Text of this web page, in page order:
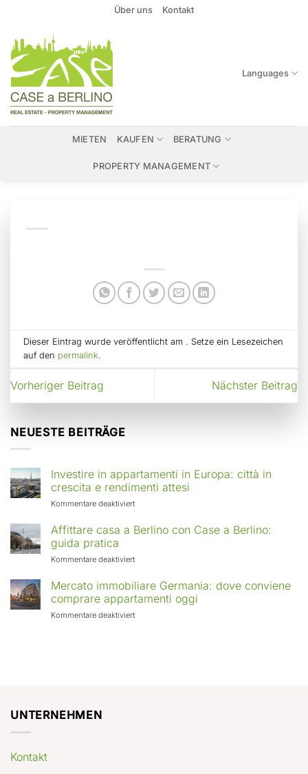
springen
Über uns Kontakt
Languages
MIETEN KAUFEN BERATUNG
PROPERTY MANAGEMENT
Dieser Eintrag wurde veröffentlicht am . Setze ein Lesezeichen
auf den permalink.
Vorheriger Beitrag Nächster Beitrag
NEUESTE BEITRÄGE
Investire in appartamenti in Europa: città in
crescita e rendimenti attesi
Kommentare deaktiviertfür
in
Europa:
in
crescita
rendimenti
Affittare casa a Berlino con Case a Berlino:
guida pratica
Kommentare deaktiviertfür
casa
a
Berlino
con
Mercato immobiliare Germania: dove conviene
comprare appartamenti oggi
Kommentare deaktiviertfür
UNTERNEHMEN
Kontakt